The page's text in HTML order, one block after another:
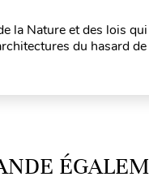
la Nature et des lois
du hasard